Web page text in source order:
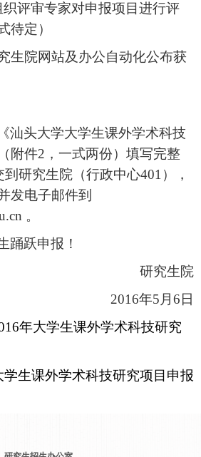
织评审专家对申报项目进行评
待定）
生院网站及办公自动化公布获
汕头大学大学生课外学术科技
附件2 ，一式两份）填写完整
到研究生院（行政中心401），
发电子邮件到
。
踊跃申报！
研究生院
2016年5月 6 日
年大学生课外学术科技研究
学生课外学术科技研究项目申报